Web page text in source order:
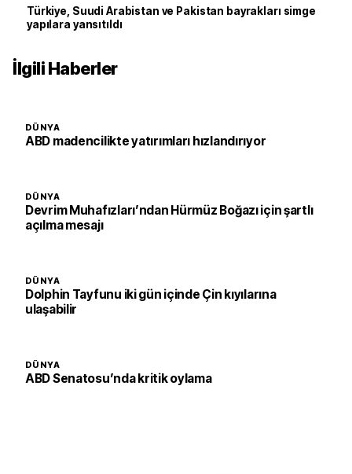
Türkiye, Suudi Arabistan ve Pakistan bayrakları simge
yapılara yansıtıldı
İlgili Haberler
DÜNYA
ABD madencilikte yatırımları hızlandırıyor
DÜNYA
Devrim Muhafızları’ndan Hürmüz Boğazı için şartlı
açılma mesajı
DÜNYA
Dolphin Tayfunu iki gün içinde Çin kıyılarına
ulaşabilir
DÜNYA
ABD Senatosu’nda kritik oylama